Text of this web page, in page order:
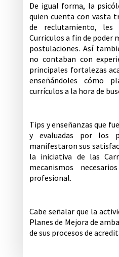
De igual forma, la
quien cuenta con vasta
de reclutamiento, les
Curriculos a fin de poder
postulaciones. Así
no contaban con
principales fortalezas
enseñándoles cómo
currículos a la hora de
Tips y enseñanzas que
y evaluadas por los
manifestaron sus
la iniciativa de las
mecanismos
profesional.
Cabe señalar que la
Planes de Mejora de
de sus procesos de